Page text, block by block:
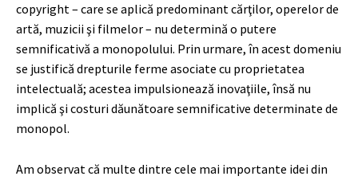
copyright – care se aplică predominant cărţilor, operelor de
artă, muzicii şi filmelor – nu determină o putere
semnificativă a monopolului. Prin urmare, în acest domeniu
se justifică drepturile ferme asociate cu proprietatea
intelectuală; acestea impulsionează inovaţiile, însă nu
implică şi costuri dăunătoare semnificative determinate de
monopol.
Am observat că multe dintre cele mai importante idei din